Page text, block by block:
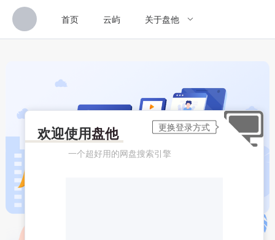
首页 云屿 关于盘他
欢迎使用盘他
一个超好用的网盘搜索引擎